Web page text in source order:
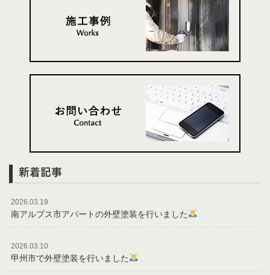
新着記事
2026.03.19
南アルプス市アパートの外壁塗装を行いました
2026.03.10
甲州市で外壁塗装を行いました